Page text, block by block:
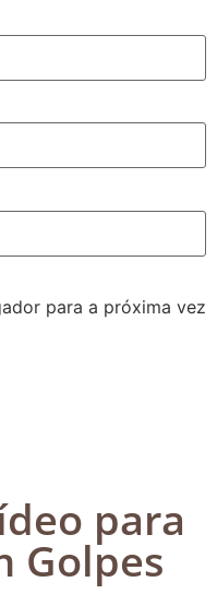
para a próxima vez
para
Golpes